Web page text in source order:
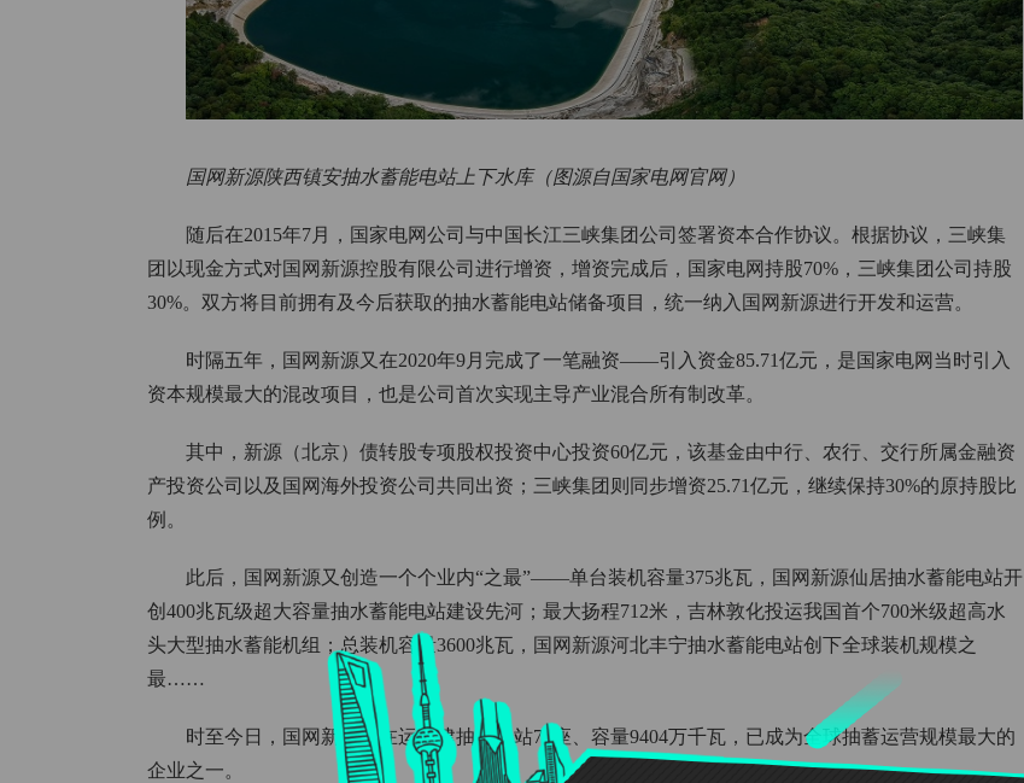
国网新源陕西镇安抽水蓄能电站上下水库（图源自国家电网官网）
随后在2015年7月，国家电网公司与中国长江三峡集团公司签署资本合作协议。根据协议，三峡集
团以现金方式对国网新源控股有限公司进行增资，增资完成后，国家电网持股70%，三峡集团公司持股
30%。双方将目前拥有及今后获取的抽水蓄能电站储备项目，统一纳入国网新源进行开发和运营。
时隔五年，国网新源又在2020年9月完成了一笔融资——引入资金85.71亿元，是国家电网当时引入
资本规模最大的混改项目，也是公司首次实现主导产业混合所有制改革。
其中，新源（北京）债转股专项股权投资中心投资60亿元，该基金由中行、农行、交行所属金融资
产投资公司以及国网海外投资公司共同出资；三峡集团则同步增资25.71亿元，继续保持30%的原持股比
例。
此后，国网新源又创造一个个业内“之最”——单台装机容量375兆瓦，国网新源仙居抽水蓄能电站开
创400兆瓦级超大容量抽水蓄能电站建设先河；最大扬程712米，吉林敦化投运我国首个700米级超高水
头大型抽水蓄能机组；总装机容量3600兆瓦，国网新源河北丰宁抽水蓄能电站创下全球装机规模之
最……
时至今日，国网新源有在运在建抽蓄电站75座、容量9404万千瓦，已成为全球抽蓄运营规模最大的
企业之一。